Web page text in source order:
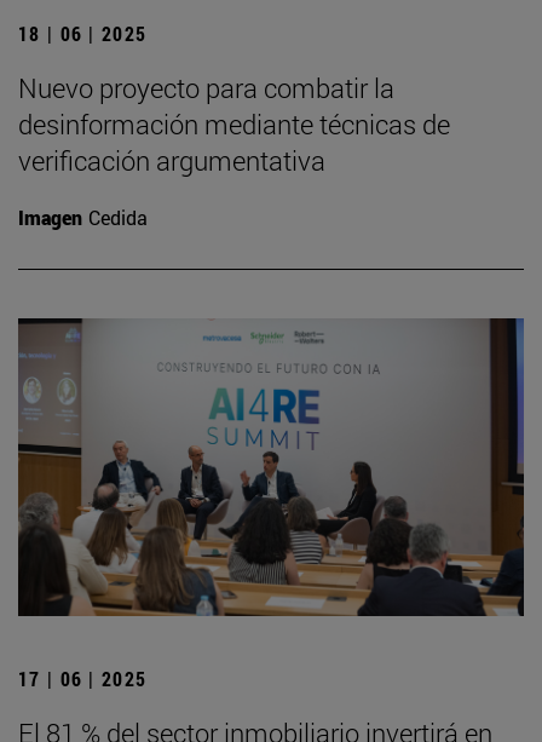
18 | 06 | 2025
Nuevo proyecto para combatir la
desinformación mediante técnicas de
verificación argumentativa
Imagen Cedida
17 | 06 | 2025
El 81 % del sector inmobiliario invertirá en